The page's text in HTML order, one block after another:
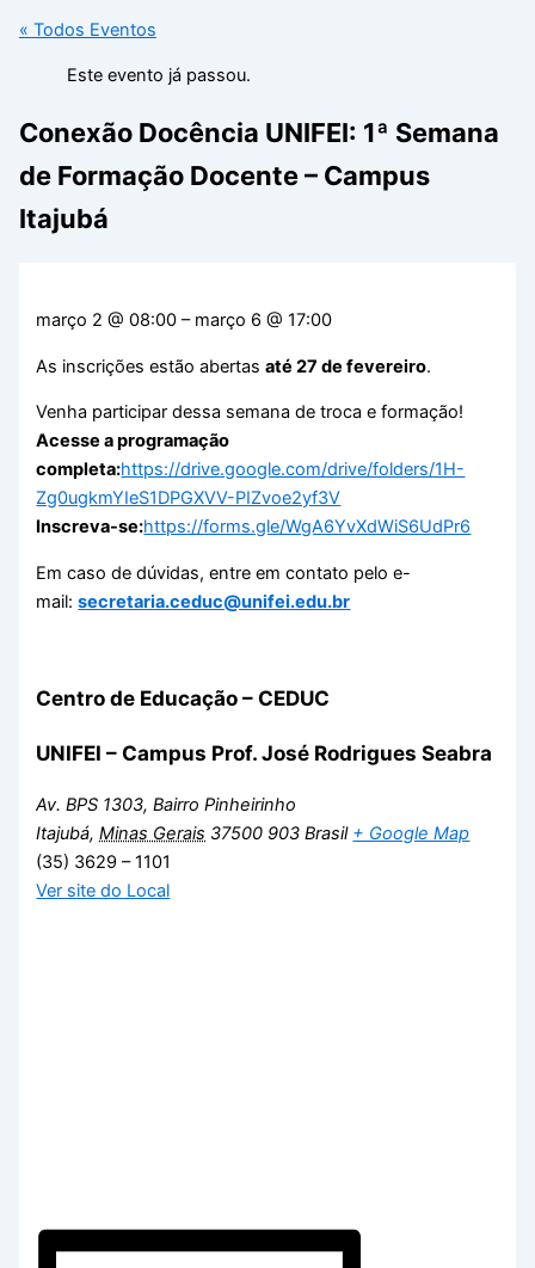
« Todos Eventos
Este evento já passou.
Conexão Docência UNIFEI: 1ª Semana
de Formação Docente – Campus
Itajubá
março 2@08:00– março 6@17:00
As inscrições estão abertasaté 27 de fevereiro.
Venha participar dessa semana de troca e formação!
Acesse a programação
completa:https://drive.google.com/drive/folders/1H-
Zg0ugkmYIeS1DPGXVV-PIZvoe2yf3V
Inscreva-se:https://forms.gle/WgA6YvXdWiS6UdPr6
Em caso de dúvidas, entre em contato pelo e-
mail:secretaria.ceduc@unifei.edu.br
Centro de Educação – CEDUC
UNIFEI – Campus Prof. José Rodrigues Seabra
Av. BPS 1303, Bairro Pinheirinho
Itajubá, Minas Gerais 37500 903 Brasil + Google Map
(35) 3629 – 1101
Ver site do Local